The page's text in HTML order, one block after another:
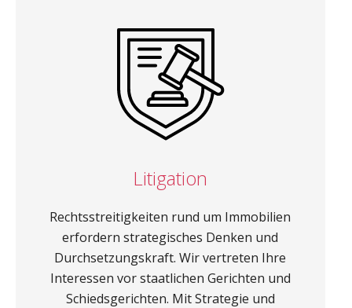
Litigation
Rechtsstreitigkeiten rund um Immobilien
erfordern strategisches Denken und
Durchsetzungskraft. Wir vertreten Ihre
Interessen vor staatlichen Gerichten und
Schiedsgerichten. Mit Strategie und